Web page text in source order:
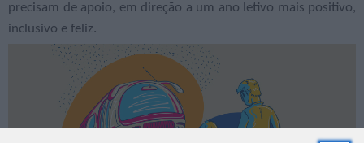
precisam de apoio, em direção a um ano letivo mais positivo,
inclusivo e feliz.